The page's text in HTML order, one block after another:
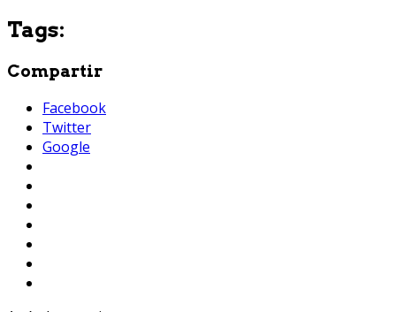
Tags:
Compartir
Facebook
Twitter
Google